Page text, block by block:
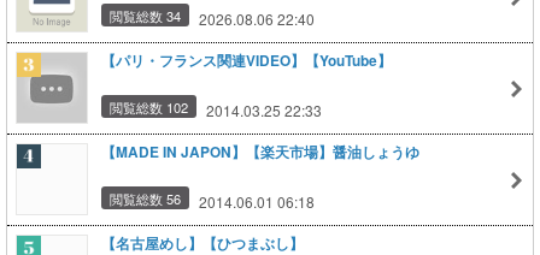
閲覧総数 34 2026.08.06 22:40
【パリ・フランス関連VIDEO】【YouTube】
閲覧総数 102 2014.03.25 22:33
【MADE IN JAPON】【楽天市場】醤油しょうゆ
閲覧総数 56 2014.06.01 06:18
【名古屋めし】【ひつまぶし】